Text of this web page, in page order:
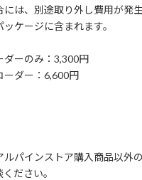
は、別途取り外し費用が発生
ケージに含まれます。
ーのみ：3,300円
ダー：6,600円
パインストア購入商品以外
ださい。